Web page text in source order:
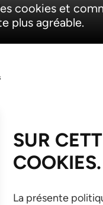
cookies et
plus agréable.
SUR
COOKIES.
La présente